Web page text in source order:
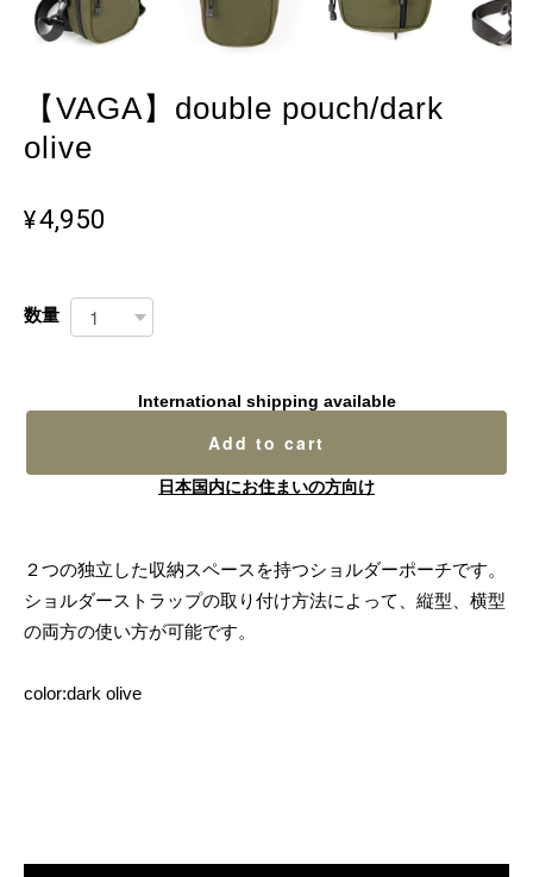
【VAGA】double pouch/dark
olive
¥4,950
数量
International shipping available
Add to cart
日本国内にお住まいの方向け
２つの独立した収納スペースを持つショルダーポーチです。
ショルダーストラップの取り付け方法によって、縦型、横型
の両方の使い方が可能です。
color:dark olive